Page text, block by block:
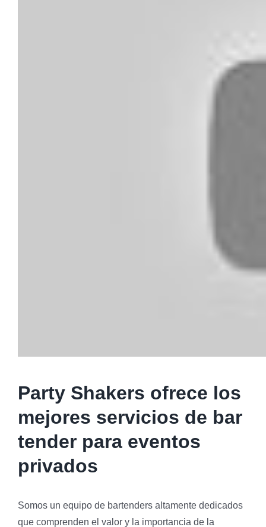
Party Shakers ofrece los
mejores servicios de bar
tender para eventos
privados
Somos un equipo de bartenders altamente dedicados
que comprenden el valor y la importancia de la